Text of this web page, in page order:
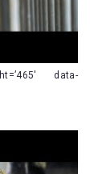
data-